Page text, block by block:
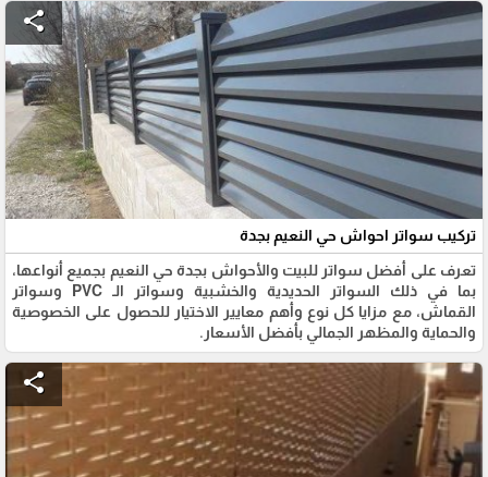
share
تركيب سواتر احواش حي النعيم بجدة
تعرف على أفضل سواتر للبيت والأحواش بجدة حي النعيم بجميع أنواعها،
بما في ذلك السواتر الحديدية والخشبية وسواتر الـ PVC وسواتر
القماش، مع مزايا كل نوع وأهم معايير الاختيار للحصول على الخصوصية
والحماية والمظهر الجمالي بأفضل الأسعار.
share